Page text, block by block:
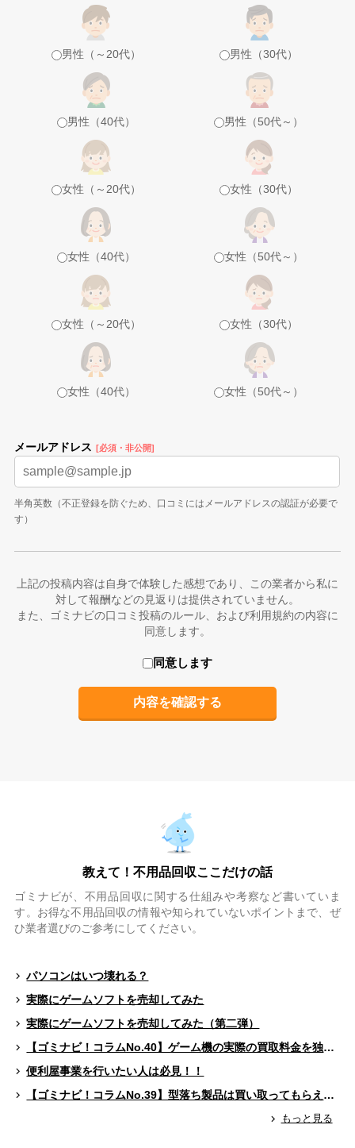
男性（～20代） 男性（30代）
男性（40代） 男性（50代～）
女性（～20代） 女性（30代）
女性（40代） 女性（50代～）
女性（～20代） 女性（30代）
女性（40代） 女性（50代～）
メールアドレス [必須・非公開]
半角英数（不正登録を防ぐため、口コミにはメールアドレスの認証が必要で
す）
上記の投稿内容は自身で体験した感想であり、この業者から私に
対して報酬などの見返りは提供されていません。
また、ゴミナビの口コミ投稿のルール、および利用規約の内容に
同意します。
同意します
教えて！不用品回収ここだけの話
ゴミナビが、不用品回収に関する仕組みや考察など書いていま
す。お得な不用品回収の情報や知られていないポイントまで、ぜ
ひ業者選びのご参考にしてください。
パソコンはいつ壊れる？
実際にゲームソフトを売却してみた
実際にゲームソフトを売却してみた（第二弾）
【ゴミナビ！コラムNo.40】ゲーム機の実際の買取料金を独自調査！！
便利屋事業を行いたい人は必見！！
【ゴミナビ！コラムNo.39】型落ち製品は買い取ってもらえる？（ゲームソフト編）
もっと見る